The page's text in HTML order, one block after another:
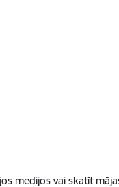
medijos vai skatīt